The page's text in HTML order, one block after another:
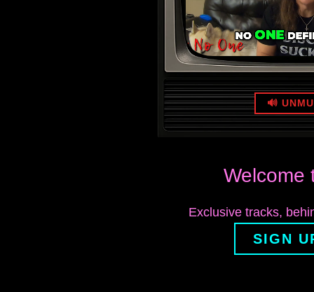
🔊
Welcome
Exclusive tracks,
SIGN